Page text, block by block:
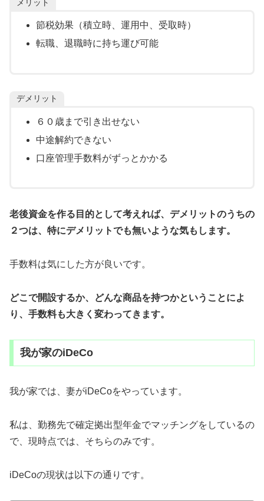
メリット
節税効果（積立時、運用中、受取時）
転職、退職時に持ち運び可能
デメリット
６０歳まで引き出せない
中途解約できない
口座管理手数料がずっとかかる
老後資金を作る目的として考えれば、デメリットのうちの
２つは、特にデメリットでも無いような気もします。
手数料は気にした方が良いです。
どこで開設するか、どんな商品を持つかということによ
り、手数料も大きく変わってきます。
我が家のiDeCo
我が家では、妻がiDeCoをやっています。
私は、勤務先で確定拠出型年金でマッチングをしているの
で、現時点では、そちらのみです。
iDeCoの現状は以下の通りです。